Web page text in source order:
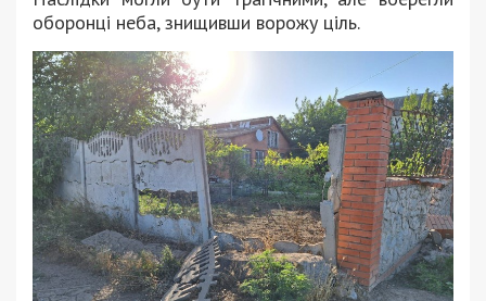
оборонці неба, знищивши ворожу ціль.